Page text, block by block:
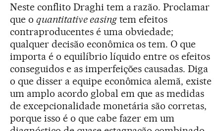
Neste conflito Draghi tem a razão. Proclamar
que o quantitative easingtem efeitos
contraproducentes é uma obviedade;
qualquer decisão econômica os tem. O que
importa é o equilíbrio líquido entre os efeitos
conseguidos e as imperfeições causadas. Diga
o que disser a equipe econômica alemã, existe
um amplo acordo global em que as medidas
de excepcionalidade monetária são corretas,
porque isso é o que cabe fazer em um